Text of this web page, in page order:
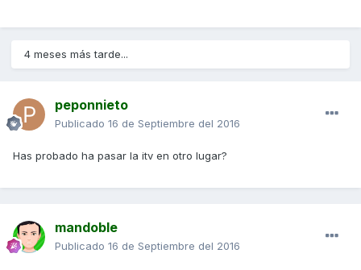
4 meses más tarde...
peponnieto
Publicado 16 de Septiembre del 2016
Has probado ha pasar la itv en otro lugar?
mandoble
Publicado 16 de Septiembre del 2016